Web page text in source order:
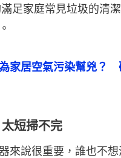
足家庭常見垃圾的清
家居空氣污染幫兇？
短掃不完
來說很重要，誰也不